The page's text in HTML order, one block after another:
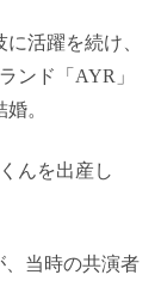
活躍を続け、
ンド「AYR」
。
んを出産し
、当時の共演者